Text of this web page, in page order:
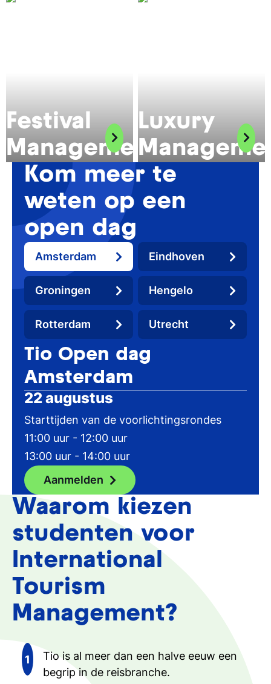
Festival
Management
Luxury
Kom meer te
weten op een
open dag
Amsterdam Eindhoven
Groningen Hengelo
Rotterdam Utrecht
Tio Open dag
Amsterdam
22 augustus
Starttijden van de voorlichtingsrondes
11:00 uur - 12:00 uur
13:00 uur - 14:00 uur
Aanmelden
Waarom kiezen
studenten voor
International
Tourism
Management?
Tio is al meer dan een halve eeuw een
begrip in de reisbranche.